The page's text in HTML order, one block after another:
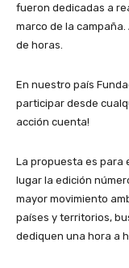
fueron dedicadas a
marco de la
de horas.
En nuestro país
participar desde
acción cuenta!
La propuesta es para
lugar la edición
mayor movimiento
países y territorios,
dediquen una hora a